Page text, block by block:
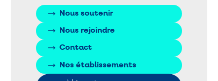
Nous soutenir
Nous rejoindre
Contact
Nos établissements